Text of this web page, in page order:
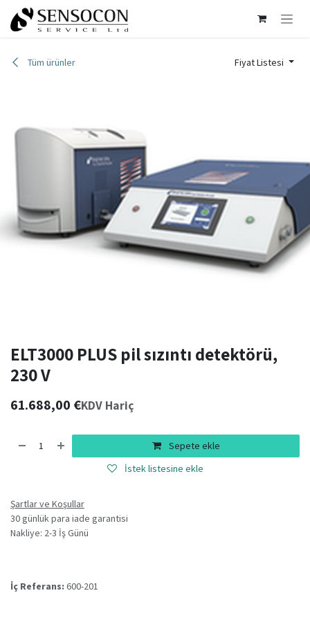
İçereği Atla
Tüm ürünler Fiyat Listesi
ELT3000 PLUS pil sızıntı detektörü,
230 V
61.688,00 €KDV Hariç
Sepete ekle
İstek listesine ekle
Şartlar ve Koşullar
30 günlük para iade garantisi
Nakliye: 2-3 İş Günü
İç Referans: 600-201